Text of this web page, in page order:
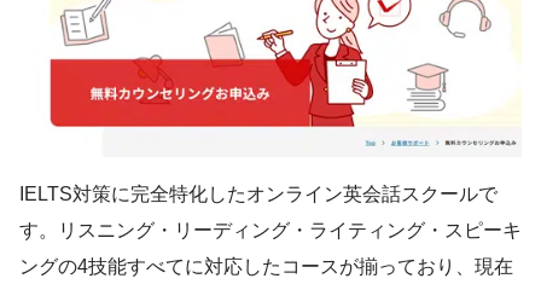
IELTS対策に完全特化したオンライン英会話スクールで
す。リスニング・リーディング・ライティング・スピーキ
ングの4技能すべてに対応したコースが揃っており、現在